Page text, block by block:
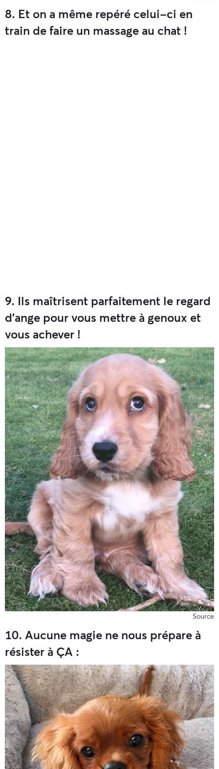
8. Et on a même repéré celui-ci en
train de faire un massage au chat !
9. Ils maîtrisent parfaitement le regard
d’ange pour vous mettre à genoux et
vous achever !
Source
10. Aucune magie ne nous prépare à
résister à ÇA :